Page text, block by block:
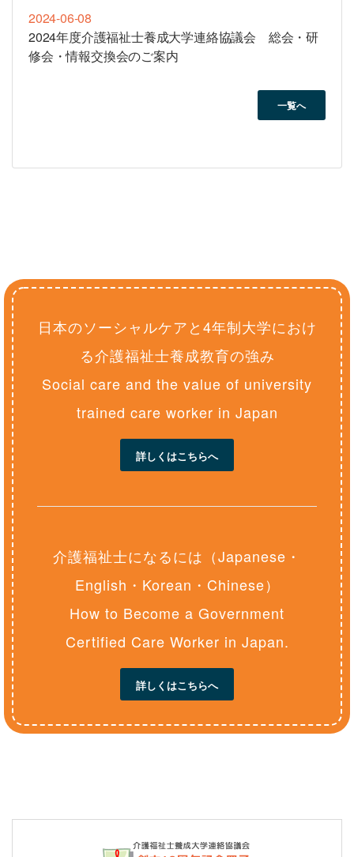
2024-06-08
2024年度介護福祉士養成大学連絡協議会 総会・研
修会・情報交換会のご案内
一覧へ
日本のソーシャルケアと4年制大学におけ
る介護福祉士養成教育の強み
Social care and the value of university
trained care worker in Japan
詳しくはこちらへ
介護福祉士になるには（Japanese・
English・Korean・Chinese）
How to Become a Government
Certified Care Worker in Japan.
詳しくはこちらへ